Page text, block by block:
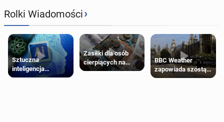
Rolki Wiadomości›
Sztuczna
inteligencja
próbowała oszukać
Zasiłki dla osób
cierpiących na
schorzenia
BBC Weather
zapowiada szóstą
falę upałów w